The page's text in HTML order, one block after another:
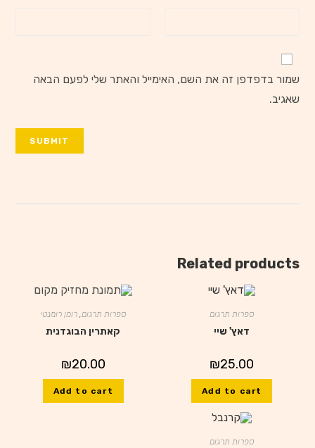
שמור בדפדפן זה את השם, האימייל והאתר שלי לפעם הבאה
שאגיב.
Related products
ספרות תרגום
דאץ' שיי
₪25.00
Add to cart
ספרות תרגום,רומן רומנטי
קאתרין הבוגדנית
₪20.00
Add to cart
ספרות תרגום